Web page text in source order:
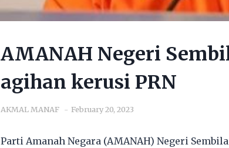
AMANAH Negeri
agihan kerusi PRN
AKMAL MANAF February 20, 2023
Parti Amanah Negara (AMANAH) Negeri